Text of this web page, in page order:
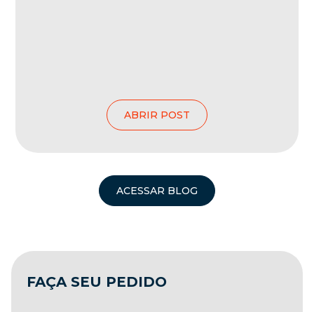
ABRIR POST
ACESSAR BLOG
FAÇA SEU PEDIDO